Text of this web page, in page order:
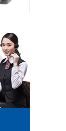
直读光谱仪 直读光谱分析仪 LAB S